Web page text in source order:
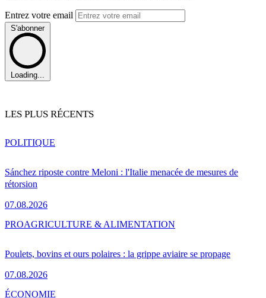
Entrez votre email
S'abonner
Loading...
LES PLUS RÉCENTS
Sánchez riposte contre Meloni : l'Italie menacée de mesures de
rétorsion
07.08.2026
POLITIQUE
Poulets, bovins et ours polaires : la grippe aviaire se propage
07.08.2026
PROAGRICULTURE & ALIMENTATION
ÉCONOMIE